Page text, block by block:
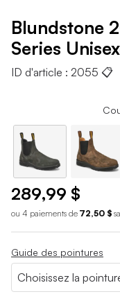
Blundstone
Series
ID d'article : 2055 📋
289,99 $
ou 4 paiements de 72,50 $
Guide des pointures